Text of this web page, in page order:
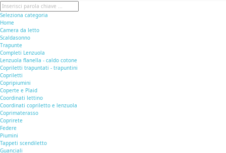
Seleziona categoria
Home
Camera da letto
Scaldasonno
Trapunte
Completi Lenzuola
Lenzuola flanella - caldo cotone
Copriletti trapuntati - trapuntini
Copriletti
Copripiumini
Coperte e Plaid
Coordinati lettino
Coordinati copriletto e lenzuola
Coprimaterasso
Coprirete
Federe
Piumini
Tappeti scendiletto
Guanciali